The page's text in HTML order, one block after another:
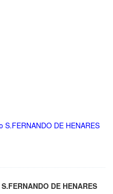
DE HENARES
DE HENARES